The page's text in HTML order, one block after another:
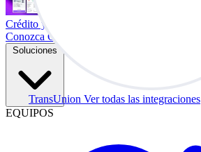
TransUnion Ver todas las integraciones
Crédito y vehículo a cambio en su escritorio.
Conozca Co-Driver
Soluciones
EQUIPOS